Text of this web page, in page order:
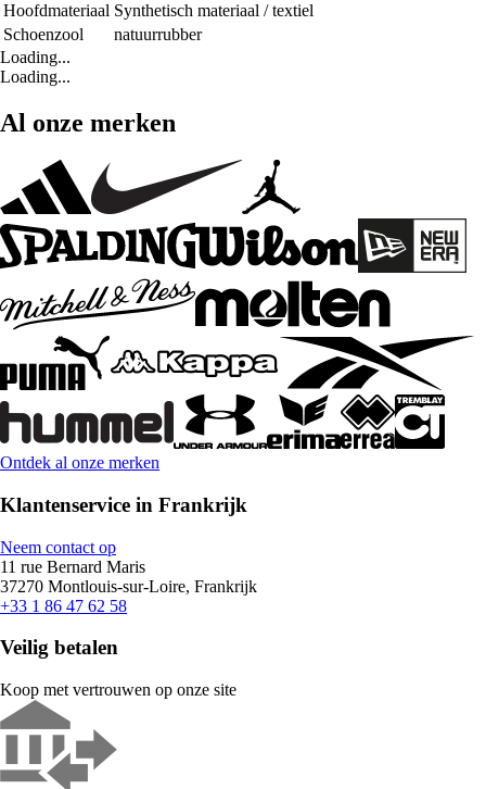
Hoofdmateriaal Synthetisch materiaal / textiel
Schoenzool
natuurrubber
Loading...
Loading...
Al onze merken
Ontdek al onze merken
Klantenservice in Frankrijk
Neem contact op
11 rue Bernard Maris
37270 Montlouis-sur-Loire, Frankrijk
+33 1 86 47 62 58
Veilig betalen
Koop met vertrouwen op onze site